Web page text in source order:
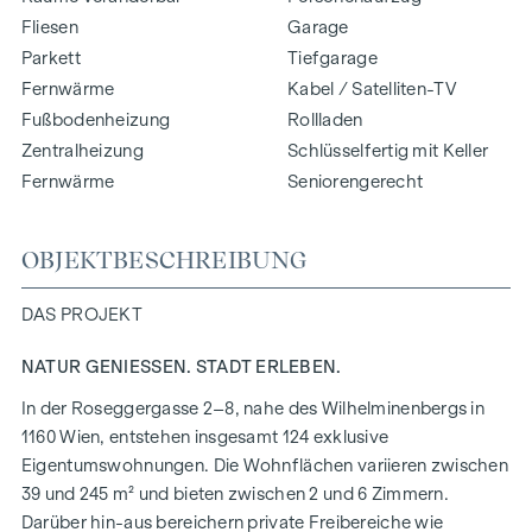
Fliesen
Parkett
Fernwärme
Fußbodenheizung
Zentralheizung
Fernwärme
Garage
Tiefgarage
Kabel / Satelliten-TV
Rollladen
Schlüsselfertig mit Keller
Seniorengerecht
OBJEKTBESCHREIBUNG
DAS PROJEKT
NATUR GENIESSEN. STADT ERLEBEN.
In der Roseggergasse 2–8, nahe des Wilhelminenbergs in
1160 Wien, entstehen insgesamt 124 exklusive
Eigentumswohnungen. Die Wohnflächen variieren zwischen
39 und 245 m² und bieten zwischen 2 und 6 Zimmern.
Darüber hin-aus bereichern private Freibereiche wie